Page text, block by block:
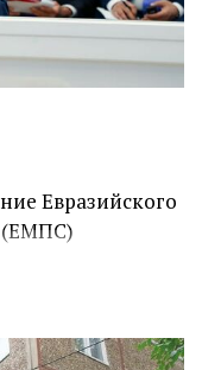
Евразийского
(ЕМПС)